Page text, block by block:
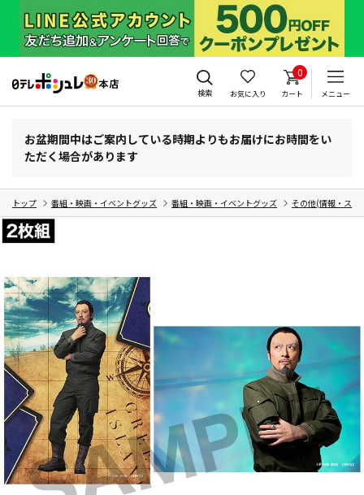
検索 お気に入り
0
カート メニュー
お盆期間中はご案内している時期よりもお届けにお時間をい
ただく場合があります
トップ 番組・映画・イベントグッズ 番組・映画・イベントグッズ その他(情報・スポ